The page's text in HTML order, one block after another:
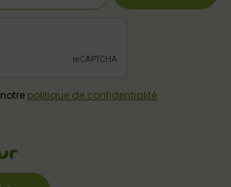
politique de confidentialité